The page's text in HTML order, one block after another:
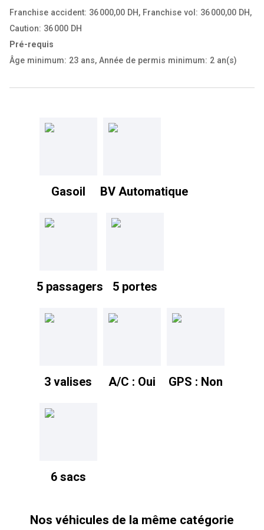
Franchise accident: 36 000,00 DH, Franchise vol: 36 000,00 DH,
Caution: 36 000 DH
Pré-requis
Âge minimum: 23 ans, Année de permis minimum: 2 an(s)
Gasoil BV Automatique
5 passagers 5 portes
3 valises A/C : Oui GPS : Non
6 sacs
Nos véhicules de la même catégorie